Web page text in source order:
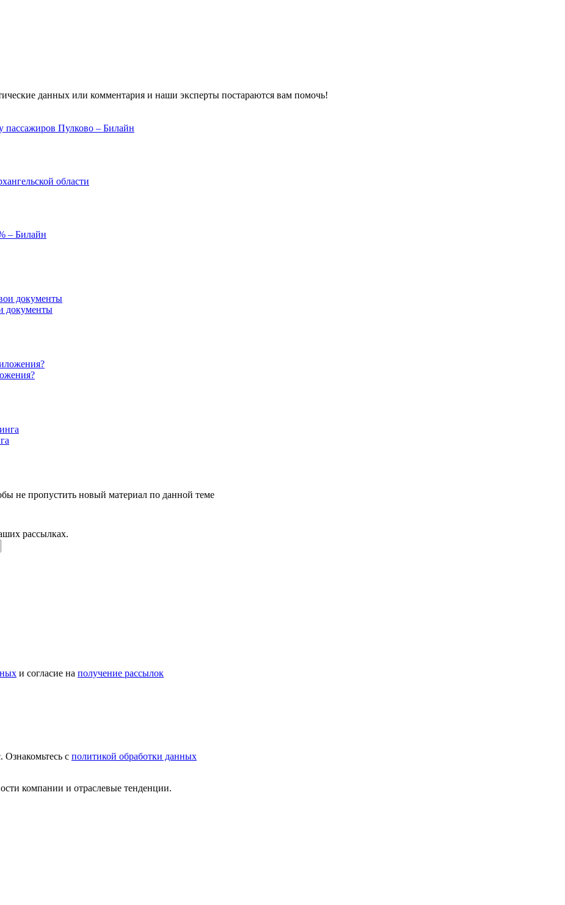
данных или комментария и наши эксперты постараются вам помочь!
пассажиров Пулково – Билайн
области
– Билайн
документы
не пропустить новый материал по данной теме
рассылках.
и согласие на получение рассылок
с политикой обработки данных
компании и отраслевые тенденции.